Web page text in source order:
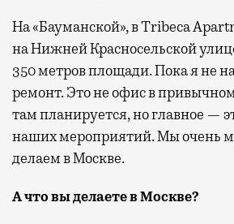
На «Бауманской», в Tribeca
на Нижней Красносельской
350 метров площади. Пока я не
ремонт. Это не офис в
там планируется, но главное —
наших мероприятий. Мы очень
делаем в Москве.
А что вы делаете в Москве?